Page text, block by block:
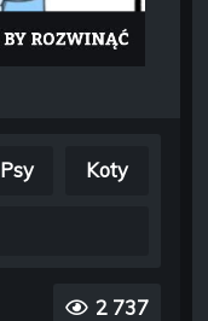
Psy Koty
2 737